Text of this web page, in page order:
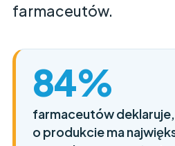
farmaceutów.
84%
farmaceutów
o produkcie ma